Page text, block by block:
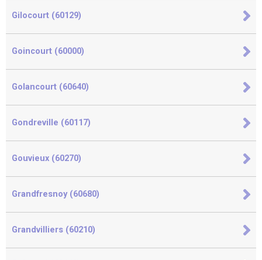
Gilocourt (60129)
Goincourt (60000)
Golancourt (60640)
Gondreville (60117)
Gouvieux (60270)
Grandfresnoy (60680)
Grandvilliers (60210)